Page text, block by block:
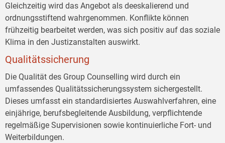
Gleichzeitig wird das Angebot als deeskalierend und
ordnungsstiftend wahrgenommen. Konflikte können
frühzeitig bearbeitet werden, was sich positiv auf das soziale
Klima in den Justizanstalten auswirkt.
Qualitätssicherung
Die Qualität des Group Counselling wird durch ein
umfassendes Qualitätssicherungssystem sichergestellt.
Dieses umfasst ein standardisiertes Auswahlverfahren, eine
einjährige, berufsbegleitende Ausbildung, verpflichtende
regelmäßige Supervisionen sowie kontinuierliche Fort- und
Weiterbildungen.